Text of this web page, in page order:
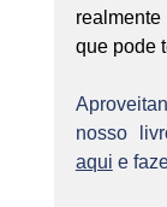
que pode
aqui e